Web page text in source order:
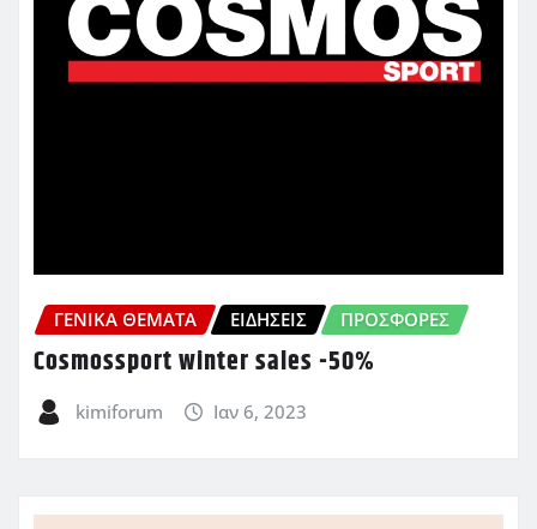
ΓΕΝΙΚΑ ΘΕΜΑΤΑ ΕΙΔΗΣΕΙΣ ΠΡΟΣΦΟΡΈΣ
Cosmossport winter sales -50%
kimiforum Ιαν 6, 2023